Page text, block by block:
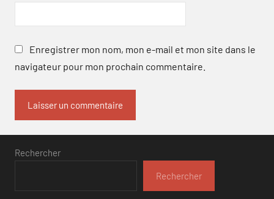
Enregistrer mon nom, mon e-mail et mon site dans le
navigateur pour mon prochain commentaire.
Rechercher
Rechercher